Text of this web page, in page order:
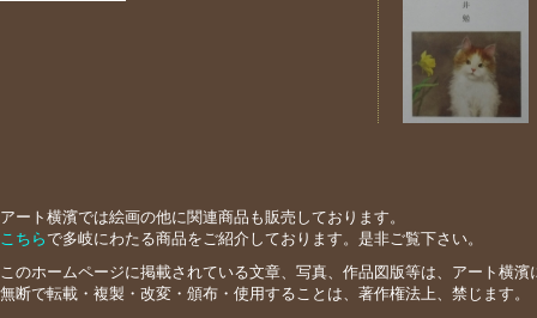
アート横濱では絵画の他に関連商品も販売しております。
こちらで多岐にわたる商品をご紹介しております。是非ご覧下さい。
このホームページに掲載されている文章、写真、作品図版等は、アート横濱
無断で転載・複製・改変・頒布・使用することは、著作権法上、禁じます。